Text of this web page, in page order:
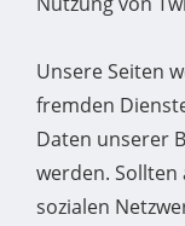
Unsere Seiten
fremden
Daten unserer
werden. Sollten
sozialen